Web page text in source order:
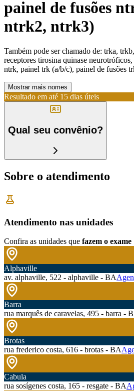
painel de fusões
ntrk2, ntrk3)
Também pode ser chamado de: trka,
receptores tirosina quinase
ntrk, painel trk (a/b/c), painel de fusões
Mostrar mais nomes
Resultado em até 15 dias úteis
Qual seu convênio?
Sobre o atendimento
Atendimento nas unidades
Confira as unidades que fazem o exame
Alphaville
av. alphaville, 522 - alphaville - BA
Barra
rua marquês de caravelas, 495 - barra -
Brotas
rua frederico costa, 616 - brotas - BA
Cabula
rua sosígenes costa, 165 - resgate - BA